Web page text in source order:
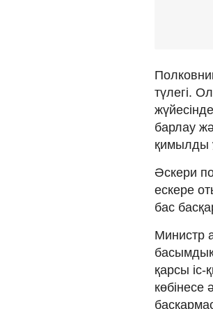
түлегі.
барлау
қимылды
Әскери
ескере
бас
Министр
қарсы іс-